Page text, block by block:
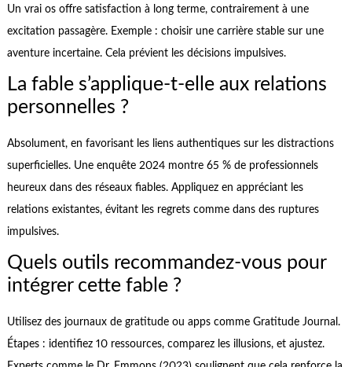
Un vrai os offre satisfaction à long terme, contrairement à une
excitation passagère. Exemple : choisir une carrière stable sur une
aventure incertaine. Cela prévient les décisions impulsives.
La fable s’applique-t-elle aux relations
personnelles ?
Absolument, en favorisant les liens authentiques sur les distractions
superficielles. Une enquête 2024 montre 65 % de professionnels
heureux dans des réseaux fiables. Appliquez en appréciant les
relations existantes, évitant les regrets comme dans des ruptures
impulsives.
Quels outils recommandez-vous pour
intégrer cette fable ?
Utilisez des journaux de gratitude ou apps comme Gratitude Journal.
Étapes : identifiez 10 ressources, comparez les illusions, et ajustez.